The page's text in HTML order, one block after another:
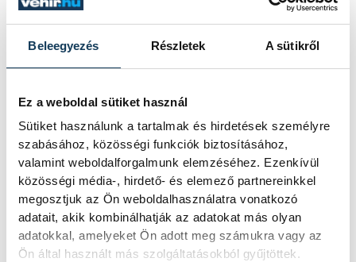
Beleegyezés Részletek A sütikről
Ez a weboldal sütiket használ
Sütiket használunk a tartalmak és hirdetések személyre
szabásához, közösségi funkciók biztosításához,
valamint weboldalforgalmunk elemzéséhez. Ezenkívül
közösségi média-, hirdető- és elemező partnereinkkel
megosztjuk az Ön weboldalhasználatra vonatkozó
adatait, akik kombinálhatják az adatokat más olyan
adatokkal, amelyeket Ön adott meg számukra vagy az
Ön által használt más szolgáltatásokból gyűjtöttek.
feladataikat:
Egyesület)
Szabó László (Somlóvásárhelyi
Polgárőr Egyesület)
Sprigmann Mihály (Városlőd-
Csehbánya Polgárőr Egyesület)
Csapó Sándor (Balatonalmádi
Polgárőr Egyesület)